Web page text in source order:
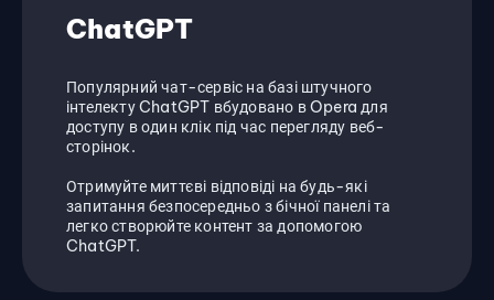
ChatGPT
Популярний чат-сервіс на базі штучного
інтелекту ChatGPT вбудовано в Opera для
доступу в один клік під час перегляду веб-
сторінок.
Отримуйте миттєві відповіді на будь-які
запитання безпосередньо з бічної панелі та
легко створюйте контент за допомогою
ChatGPT.